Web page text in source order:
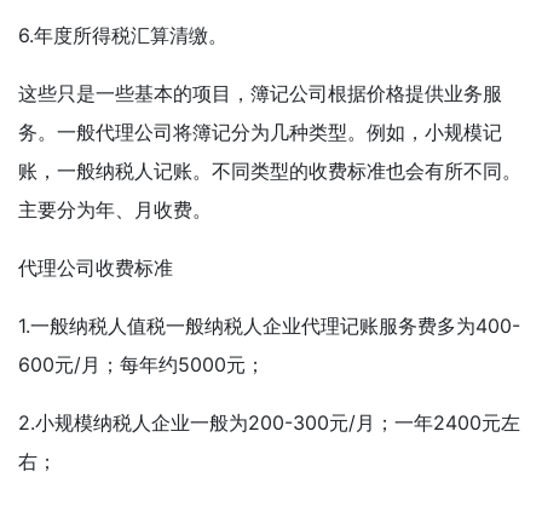
6.年度所得税汇算清缴。
这些只是一些基本的项目，簿记公司根据价格提供业务服
务。一般代理公司将簿记分为几种类型。例如，小规模记
账，一般纳税人记账。不同类型的收费标准也会有所不同。
主要分为年、月收费。
代理公司收费标准
1.一般纳税人值税一般纳税人企业代理记账服务费多为400-
600元/月；每年约5000元；
2.小规模纳税人企业一般为200-300元/月；一年2400元左
右；